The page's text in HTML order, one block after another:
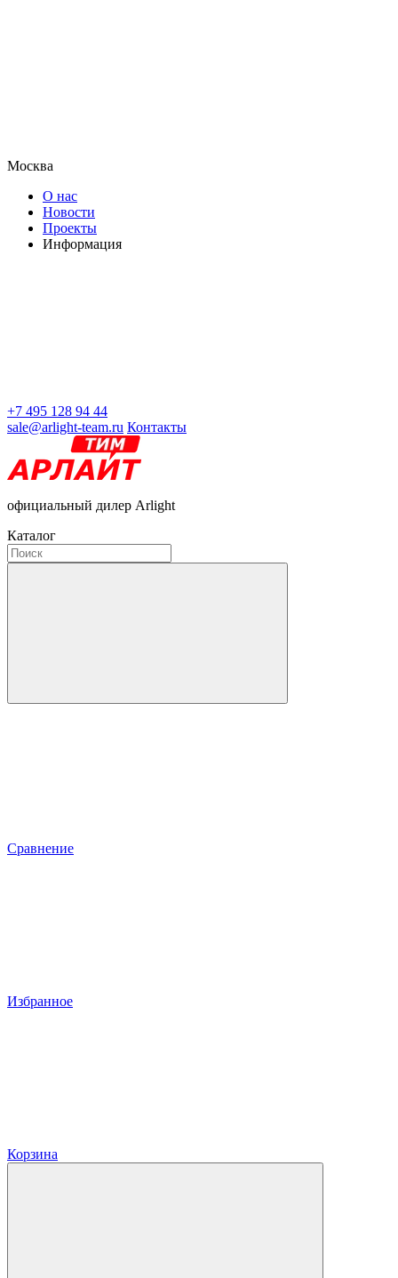
Москва
О нас
Новости
Проекты
Информация
+7 495 128 94 44
sale@arlight-team.ru Контакты
официальный дилер Arlight
Каталог
Сравнение
Избранное
Корзина